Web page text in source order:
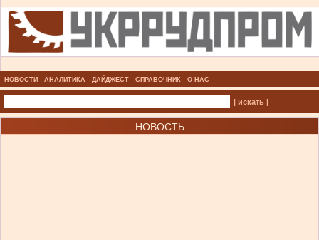
НОВОСТИ АНАЛИТИКА ДАЙДЖЕСТ СПРАВОЧНИК О НАС
| искать |
НОВОСТЬ